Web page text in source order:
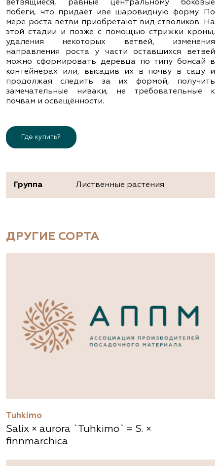
ветвящиеся, равные центральному боковые
побеги, что придаёт иве шаровидную форму. По
мере роста ветви приобретают вид стволиков. На
этой стадии и позже с помощью стрижки кроны,
удаления некоторых ветвей, изменения
направления роста у части оставшихся ветвей
можно сформировать деревца по типу бонсай в
контейнерах или, высадив их в почву в саду и
продолжая следить за их формой, получить
замечательные ниваки, не требовательные к
почвам и освещённости.
Где купить?
Группа Лиственные растения
ДРУГИЕ СОРТА
Tuhkimo
Salix × aurora `Tuhkimo` = S. ×
finnmarchica